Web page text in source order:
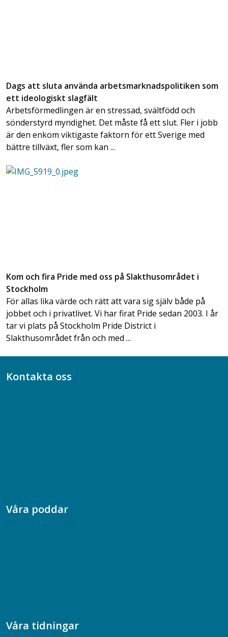
Dags att sluta använda arbetsmarknadspolitiken som
ett ideologiskt slagfält
Arbetsförmedlingen är en stressad, svältfödd och
sönderstyrd myndighet. Det måste få ett slut. Fler i jobb
är den enkom viktigaste faktorn för ett Sverige med
bättre tillväxt, fler som kan ...
Kom och fira Pride med oss på Slakthusområdet i
Stockholm
För allas lika värde och rätt att vara sig själv både på
jobbet och i privatlivet. Vi har firat Pride sedan 2003. I år
tar vi plats på Stockholm Pride District i
Slakthusområdet från och med ...
Kontakta oss
Våra poddar
Våra tidningar